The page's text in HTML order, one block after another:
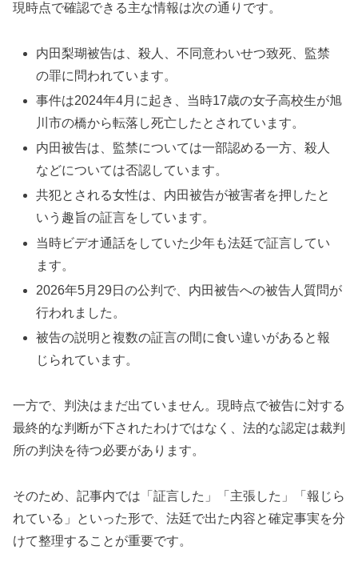
現時点で確認できる主な情報は次の通りです。
内田梨瑚被告は、殺人、不同意わいせつ致死、監禁
の罪に問われています。
事件は2024年4月に起き、当時17歳の女子高校生が旭
川市の橋から転落し死亡したとされています。
内田被告は、監禁については一部認める一方、殺人
などについては否認しています。
共犯とされる女性は、内田被告が被害者を押したと
いう趣旨の証言をしています。
当時ビデオ通話をしていた少年も法廷で証言してい
ます。
2026年5月29日の公判で、内田被告への被告人質問が
行われました。
被告の説明と複数の証言の間に食い違いがあると報
じられています。
一方で、判決はまだ出ていません。現時点で被告に対する
最終的な判断が下されたわけではなく、法的な認定は裁判
所の判決を待つ必要があります。
そのため、記事内では「証言した」「主張した」「報じら
れている」といった形で、法廷で出た内容と確定事実を分
けて整理することが重要です。